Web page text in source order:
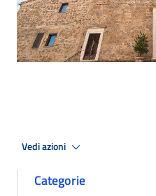
Vedi azioni
Categorie